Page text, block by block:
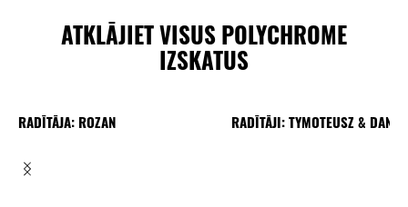
ATKLĀJIET VISUS POLYCHROME
IZSKATUS
RADĪTĀJA: ROZAN RADĪTĀJI: TYMOTEUSZ &